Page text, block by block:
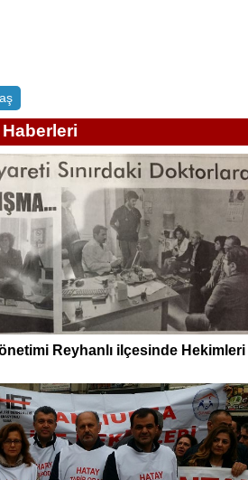
Reyhanlı ilçesinde Hekimleri